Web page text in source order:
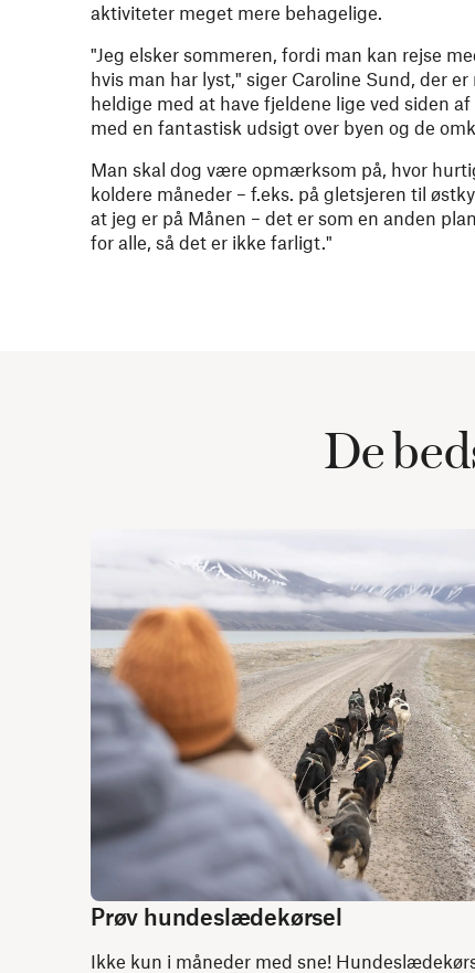
aktiviteter meget mere behagelige.
"Jeg elsker sommeren, fordi man kan rejse
hvis man har lyst," siger Caroline Sund, der
heldige med at have fjeldene lige ved siden
med en fantastisk udsigt over byen og de
Man skal dog være opmærksom på, hvor
koldere måneder – f.eks. på gletsjeren til
at jeg er på Månen – det er som en anden
for alle, så det er ikke farligt."
De
Prøv hundeslædekørsel
Ikke kun i måneder med sne!